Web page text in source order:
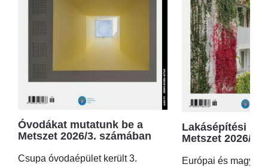
Óvodákat mutatunk be a
Metszet 2026/3. számában
Csupa óvodaépület került 3.
Lakásépítési
Metszet 2026/2.
Európai és magyar